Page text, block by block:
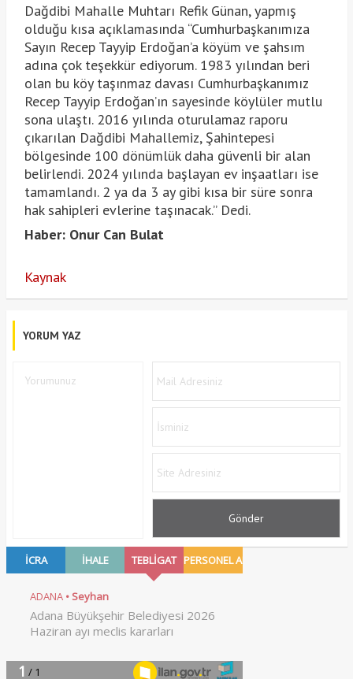
Dağdibi Mahalle Muhtarı Refik Günan, yapmış
olduğu kısa açıklamasında “Cumhurbaşkanımıza
Sayın Recep Tayyip Erdoğan’a köyüm ve şahsım
adına çok teşekkür ediyorum. 1983 yılından beri
olan bu köy taşınmaz davası Cumhurbaşkanımız
Recep Tayyip Erdoğan’ın sayesinde köylüler mutlu
sona ulaştı. 2016 yılında oturulamaz raporu
çıkarılan Dağdibi Mahallemiz, Şahintepesi
bölgesinde 100 dönümlük daha güvenli bir alan
belirlendi. 2024 yılında başlayan ev inşaatları ise
tamamlandı. 2 ya da 3 ay gibi kısa bir süre sonra
hak sahipleri evlerine taşınacak.” Dedi.
Haber: Onur Can Bulat
Kaynak
YORUM YAZ